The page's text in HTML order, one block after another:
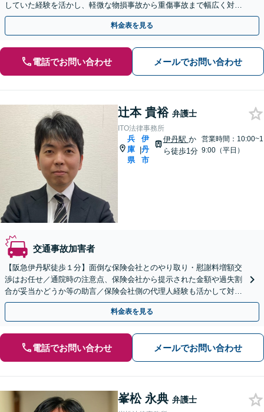
していた経験を活かし、軽微な物損事故から重傷事故まで幅広く対応
いたします【WEB面談対応】
料金表を見る
電話でお問い合わせ メールでお問い合わせ
辻本 貴裕 弁護士
ITO法律事務所
兵
庫
県
|
伊
丹
市
伊丹駅 か
ら徒歩1分
営業時間：10:00~1
9:00（平日）
交通事故加害者
【阪急伊丹駅徒歩１分】面倒な保険会社とのやり取り・慰謝料増額交
渉はお任せ／通院時の注意点、保険会社から提示された金額や過失割
合が妥当かどうか等の助言／保険会社側の代理人経験も活かして対応
します【弁護士費用特約OK】
料金表を見る
電話でお問い合わせ メールでお問い合わせ
峯松 永典 弁護士